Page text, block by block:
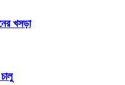
খসড়া